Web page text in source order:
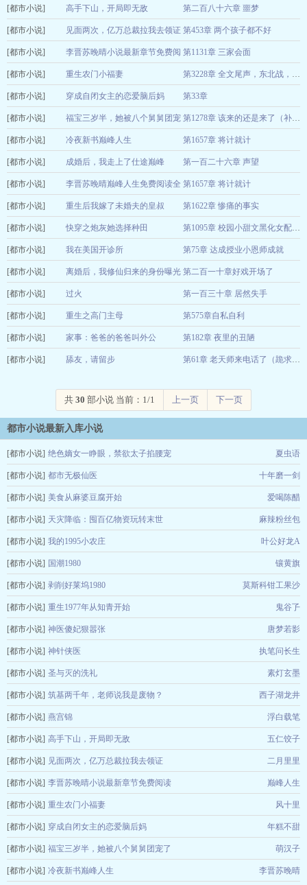
浮白载笔
[都市小说] 高手下山，开局即无敌 第二百八十六章 噩梦
五仁饺子
[都市小说] 见面两次，亿万总裁拉我去领证 第453章 两个孩子都不好
二月里里
[都市小说] 李晋苏晚晴小说最新章节免费阅
读
第1131章 三家会面
巅峰人生 12-29
[都市小说] 重生农门小福妻 第3228章 全文尾声，东北战，收复阳吉府【3】
风十里
[都市小说] 穿成自闭女主的恋爱脑后妈 第33章
年糕不甜 12-29
[都市小说] 福宝三岁半，她被八个舅舅团宠
了
第1278章 该来的还是来了（补更）
萌汉子
[都市小说] 冷夜新书巅峰人生 第1657章 将计就计
李晋苏晚晴
[都市小说] 成婚后，我走上了仕途巅峰 第一百二十六章 声望
断茄明月
[都市小说] 李晋苏晚晴巅峰人生免费阅读全
文
第1657章 将计就计
冷夜
[都市小说] 重生后我嫁了未婚夫的皇叔 第1622章 惨痛的事实
季微微 12-29
[都市小说] 快穿之炮灰她选择种田 第1095章 校园小甜文黑化女配（43）
席祯 12-29
[都市小说] 我在美国开诊所 第75章 达成授业小恩师成就
能涅槃吗
[都市小说] 离婚后，我修仙归来的身份曝光 第二百一十章好戏开场了
随行丶
[都市小说] 过火 第一百三十章 居然失手
柏楼
[都市小说] 重生之高门主母 第575章自私自利
鹊南枝
[都市小说] 家事：爸爸的爸爸叫外公 第182章 夜里的丑陋
哈尔大叔 12-29
[都市小说] 舔友，请留步 第61章 老天师来电话了（跪求追读）
共 30 部小说 当前：1/1 上一页 下一页
都市小说最新入库小说
[都市小说] 绝色嫡女一睁眼，禁欲太子掐腰宠 夏虫语
[都市小说] 都市无极仙医 十年磨一剑
[都市小说] 美食从麻婆豆腐开始 爱喝陈醋
[都市小说] 天灾降临：囤百亿物资玩转末世 麻辣粉丝包
[都市小说] 我的1995小农庄 叶公好龙A
[都市小说] 国潮1980 镶黄旗
[都市小说] 剥削好莱坞1980 莫斯科钳工果沙
[都市小说] 重生1977年从知青开始 鬼谷孒
[都市小说] 神医傻妃狠嚣张 唐梦若影
[都市小说] 神针侠医 执笔问长生
[都市小说] 圣与灭的洗礼 素灯玄墨
[都市小说] 筑基两千年，老师说我是废物？ 西子湖龙井
[都市小说] 燕宫锦 浮白载笔
[都市小说] 高手下山，开局即无敌 五仁饺子
[都市小说] 见面两次，亿万总裁拉我去领证 二月里里
[都市小说] 李晋苏晚晴小说最新章节免费阅读 巅峰人生
[都市小说] 重生农门小福妻 风十里
[都市小说] 穿成自闭女主的恋爱脑后妈 年糕不甜
[都市小说] 福宝三岁半，她被八个舅舅团宠了 萌汉子
[都市小说] 冷夜新书巅峰人生 李晋苏晚晴